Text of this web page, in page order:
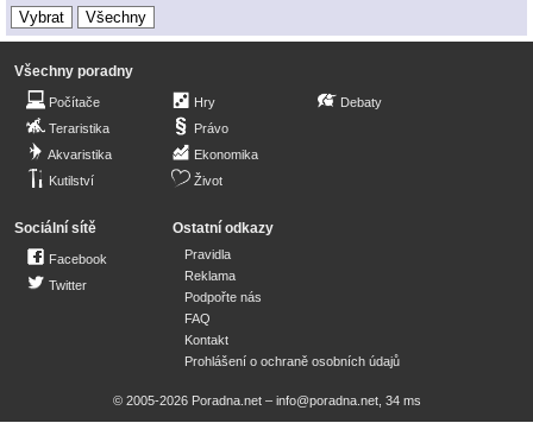
Všechny poradny
Počítače
Teraristika
Akvaristika
Kutilství
Hry
Právo
Ekonomika
Život
Debaty
Sociální sítě
Facebook
Twitter
Ostatní odkazy
Pravidla
Reklama
Podpořte nás
FAQ
Kontakt
Prohlášení o ochraně osobních údajů
© 2005-2026 Poradna.net – info@poradna.net, 34 ms